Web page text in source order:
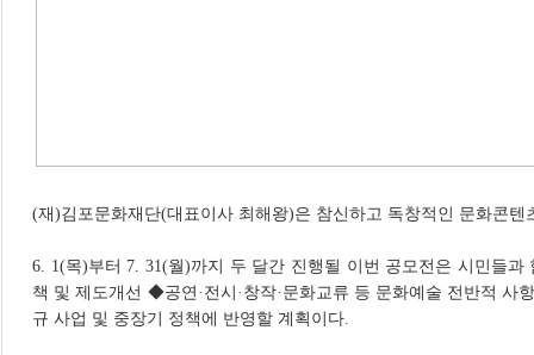
(재)김포문화재단(대표이사 최해왕)은 참신하고 독창적인 문화콘
6. 1(목)부터 7. 31(월)까지 두 달간 진행될 이번 공모전은 시민들
책 및 제도개선 ◆공연·전시·창작·문화교류 등 문화예술 전반적
규 사업 및 중장기 정책에 반영할 계획이다.